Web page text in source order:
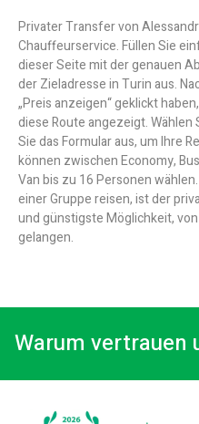
Privater Transfer von
Chauffeurservice. Füllen Sie
dieser Seite mit der genauen
der Zieladresse in Turin aus.
„Preis anzeigen“ geklickt
diese Route angezeigt.
Sie das Formular aus, um Ihre
können zwischen Economy,
Van bis zu 16 Personen
einer Gruppe reisen, ist der
und günstigste Möglichkeit,
gelangen.
Warum vertrauen